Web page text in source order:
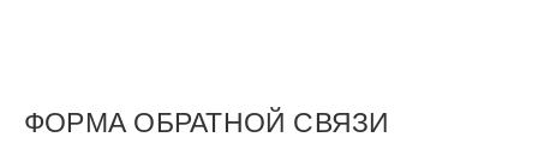
ФОРМА ОБРАТНОЙ СВЯЗИ